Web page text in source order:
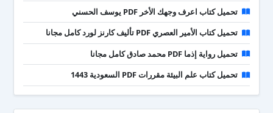
تحميل كتاب اعرف وجهك الأخر PDF يوسف الحسني
تحميل كتاب الأمير العصري PDF تأليف كارنز لورد كامل مجانا
تحميل رواية إذما PDF محمد صادق كامل مجانا
تحميل كتاب علم البيئة مقررات PDF السعودية 1443